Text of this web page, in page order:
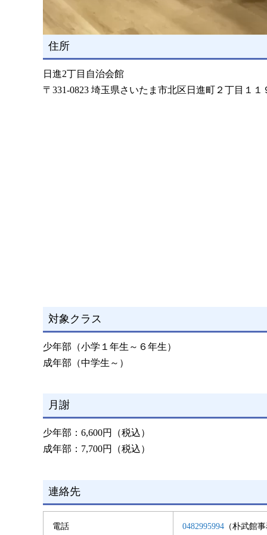
住所
日進2丁目自治会館
〒331-0823 埼玉県さいたま市北区日進町２丁目１１
対象クラス
少年部（小学１年生～６年生）
成年部（中学生～）
月謝
少年部：6,600円（税込）
成年部：7,700円（税込）
連絡先
電話 0482995994 （朴武館